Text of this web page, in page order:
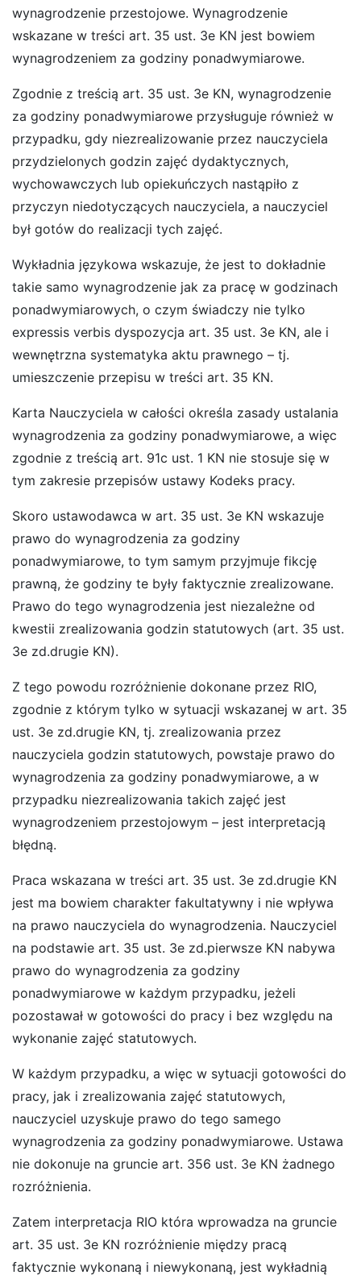
wynagrodzenie przestojowe. Wynagrodzenie
wskazane w treści art. 35 ust. 3e KN jest bowiem
wynagrodzeniem za godziny ponadwymiarowe.
Zgodnie z treścią art. 35 ust. 3e KN, wynagrodzenie
za godziny ponadwymiarowe przysługuje również w
przypadku, gdy niezrealizowanie przez nauczyciela
przydzielonych godzin zajęć dydaktycznych,
wychowawczych lub opiekuńczych nastąpiło z
przyczyn niedotyczących nauczyciela, a nauczyciel
był gotów do realizacji tych zajęć.
Wykładnia językowa wskazuje, że jest to dokładnie
takie samo wynagrodzenie jak za pracę w godzinach
ponadwymiarowych, o czym świadczy nie tylko
expressis verbis dyspozycja art. 35 ust. 3e KN, ale i
wewnętrzna systematyka aktu prawnego – tj.
umieszczenie przepisu w treści art. 35 KN.
Karta Nauczyciela w całości określa zasady ustalania
wynagrodzenia za godziny ponadwymiarowe, a więc
zgodnie z treścią art. 91c ust. 1 KN nie stosuje się w
tym zakresie przepisów ustawy Kodeks pracy.
Skoro ustawodawca w art. 35 ust. 3e KN wskazuje
prawo do wynagrodzenia za godziny
ponadwymiarowe, to tym samym przyjmuje fikcję
prawną, że godziny te były faktycznie zrealizowane.
Prawo do tego wynagrodzenia jest niezależne od
kwestii zrealizowania godzin statutowych (art. 35 ust.
3e zd.drugie KN).
Z tego powodu rozróżnienie dokonane przez RIO,
zgodnie z którym tylko w sytuacji wskazanej w art. 35
ust. 3e zd.drugie KN, tj. zrealizowania przez
nauczyciela godzin statutowych, powstaje prawo do
wynagrodzenia za godziny ponadwymiarowe, a w
przypadku niezrealizowania takich zajęć jest
wynagrodzeniem przestojowym – jest interpretacją
błędną.
Praca wskazana w treści art. 35 ust. 3e zd.drugie KN
jest ma bowiem charakter fakultatywny i nie wpływa
na prawo nauczyciela do wynagrodzenia. Nauczyciel
na podstawie art. 35 ust. 3e zd.pierwsze KN nabywa
prawo do wynagrodzenia za godziny
ponadwymiarowe w każdym przypadku, jeżeli
pozostawał w gotowości do pracy i bez względu na
wykonanie zajęć statutowych.
W każdym przypadku, a więc w sytuacji gotowości do
pracy, jak i zrealizowania zajęć statutowych,
nauczyciel uzyskuje prawo do tego samego
wynagrodzenia za godziny ponadwymiarowe. Ustawa
nie dokonuje na gruncie art. 356 ust. 3e KN żadnego
rozróżnienia.
Zatem interpretacja RIO która wprowadza na gruncie
art. 35 ust. 3e KN rozróżnienie między pracą
faktycznie wykonaną i niewykonaną, jest wykładnią